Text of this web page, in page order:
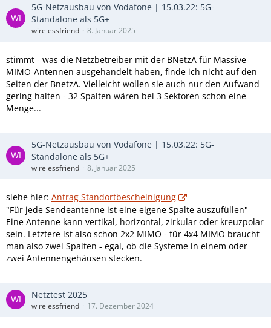
5G-Netzausbau von Vodafone | 15.03.22: 5G-
Standalone als 5G+
wirelessfriend 8. Januar 2025
stimmt - was die Netzbetreiber mit der BNetzA für Massive-
MIMO-Antennen ausgehandelt haben, finde ich nicht auf den
Seiten der BnetzA. Vielleicht wollen sie auch nur den Aufwand
gering halten - 32 Spalten wären bei 3 Sektoren schon eine
Menge...
5G-Netzausbau von Vodafone | 15.03.22: 5G-
Standalone als 5G+
wirelessfriend 8. Januar 2025
siehe hier: Antrag Standortbescheinigung
"Für jede Sendeantenne ist eine eigene Spalte auszufüllen"
Eine Antenne kann vertikal, horizontal, zirkular oder kreuzpolar
sein. Letztere ist also schon 2x2 MIMO - für 4x4 MIMO braucht
man also zwei Spalten - egal, ob die Systeme in einem oder
zwei Antennengehäusen stecken.
Netztest 2025
wirelessfriend 17. Dezember 2024